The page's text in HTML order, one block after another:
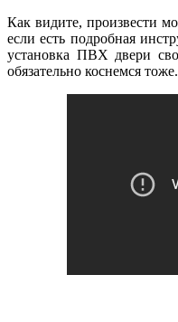
Как видите, произвести
если есть подробная
установка ПВХ двери
обязательно коснемся тоже.